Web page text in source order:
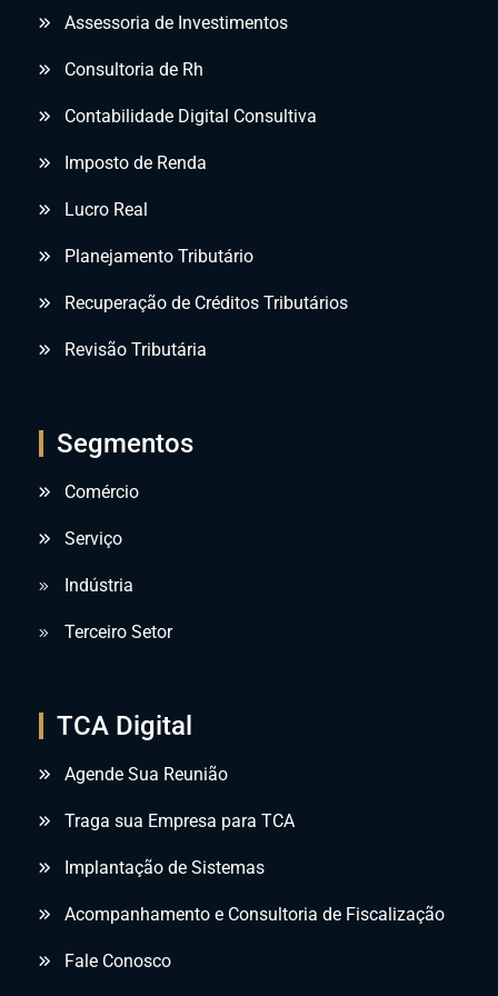
Assessoria de Investimentos
Consultoria de Rh
Contabilidade Digital Consultiva
Imposto de Renda
Lucro Real
Planejamento Tributário
Recuperação de Créditos Tributários
Revisão Tributária
Segmentos
Comércio
Serviço
Indústria
Terceiro Setor
TCA Digital
Agende Sua Reunião
Traga sua Empresa para TCA
Implantação de Sistemas
Acompanhamento e Consultoria de Fiscalização
Fale Conosco